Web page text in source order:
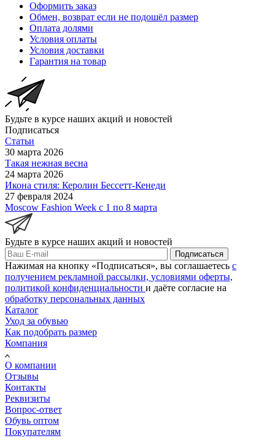
Оформить заказ
Обмен, возврат если не подошёл размер
Оплата долями
Условия оплаты
Условия доставки
Гарантия на товар
Будьте в курсе наших акций и новостей
Подписаться
Статьи
30 марта 2026
Такая нежная весна
24 марта 2026
Икона стиля: Керолин Бессетт-Кенеди
27 февраля 2024
Moscow Fashion Week с 1 по 8 марта
Будьте в курсе наших акций и новостей
Подписаться
Нажимая на кнопку «Подписаться», вы соглашаетесь с
получением рекламной рассылки, условиями оферты,
политикой конфиденциальности и даёте согласие на
обработку персональных данных
Каталог
Уход за обувью
Как подобрать размер
Компания
О компании
Отзывы
Контакты
Реквизиты
Вопрос-ответ
Обувь оптом
Покупателям